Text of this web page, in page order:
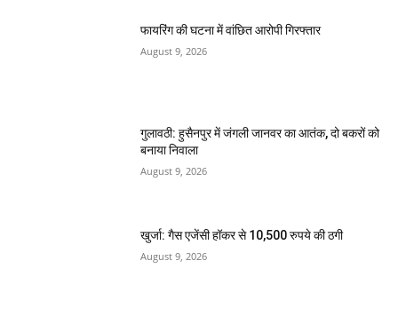
फायरिंग की घटना में वांछित आरोपी गिरफ्तार
August 9, 2026
गुलावठी: हुसैनपुर में जंगली जानवर का आतंक, दो बकरों को
बनाया निवाला
August 9, 2026
खुर्जा: गैस एजेंसी हॉकर से 10,500 रुपये की ठगी
August 9, 2026